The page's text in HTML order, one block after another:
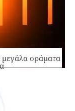
οράματα